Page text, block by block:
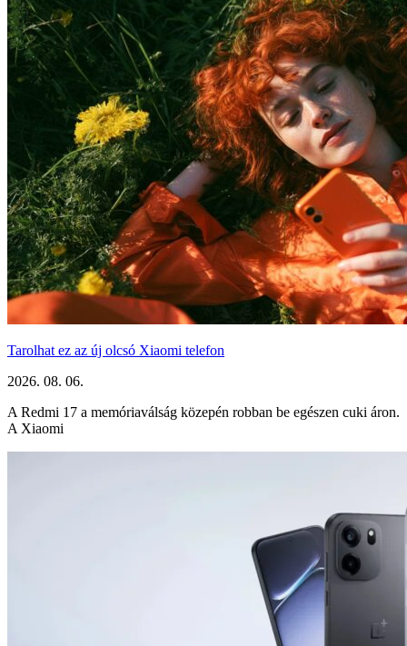
Tarolhat ez az új olcsó Xiaomi telefon
2026. 08. 06.
A Redmi 17 a memóriaválság közepén robban be egészen cuki áron.
A Xiaomi